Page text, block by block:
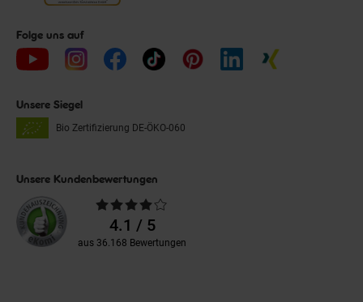
Folge uns auf
Unsere Siegel
Bio Zertifizierung DE-ÖKO-060
Unsere Kundenbewertungen
Durchschnittliche
Bewertungen4.1 / 5
aus 36.168 Bewertungen